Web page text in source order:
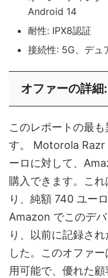
Android 14
耐性: IPX8認証
接続性: 5G、デュ
オファーの詳
このレポートの最
す。 Motorola Razr
ーロに対して、
購入できます。こ
り、純額 740 ユー
Amazon でこのデ
り、以前に記録さ
した。このオファ
用可能で、優れた